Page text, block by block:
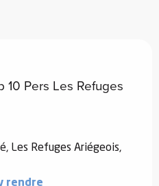
Pers Les Refuges
Les Refuges Ariégeois,
rendre